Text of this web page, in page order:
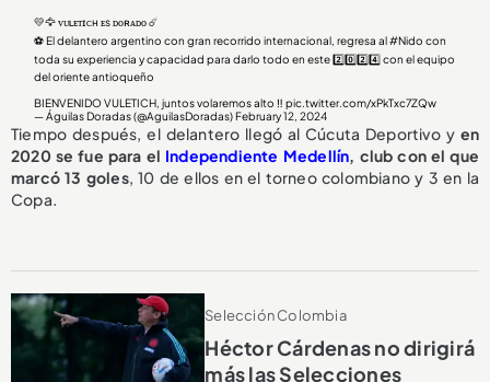
💛🦅 ᴠᴜʟᴇᴛɪᴄʜ ᴇs ᴅᴏʀᴀᴅᴏ ☄️
⚽️ El delantero argentino con gran recorrido internacional, regresa al#Nido con
toda su experiencia y capacidad para darlo todo en este 2️⃣0️⃣2️⃣4️⃣ con el equipo
del oriente antioqueño
BIENVENIDO VULETICH, juntos volaremos alto ‼️pic.twitter.com/xPkTxc7ZQw
— Águilas Doradas (@AguilasDoradas)February 12, 2024
Tiempo después, el delantero llegó al Cúcuta Deportivo y en
2020 se fue para el Independiente Medellín, club con el que
marcó 13 goles, 10 de ellos en el torneo colombiano y 3 en la
Copa.
Selección Colombia
Héctor Cárdenas no dirigirá
más las Selecciones